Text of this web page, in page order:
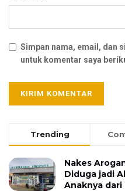
Simpan nama, email, dan
untuk komentar saya
Trending
Nakes
Diduga jadi
Anaknya dari